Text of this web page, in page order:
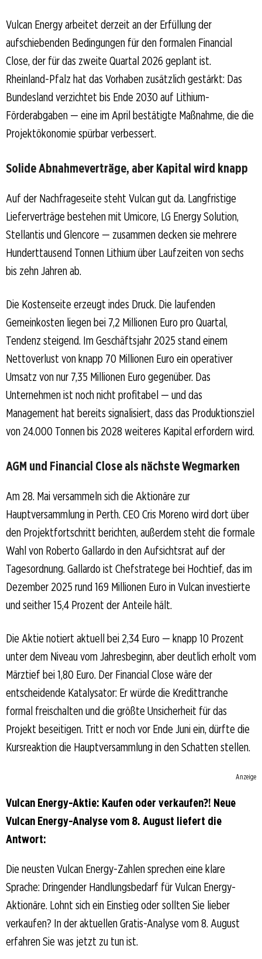
Vulcan Energy arbeitet derzeit an der Erfüllung der
aufschiebenden Bedingungen für den formalen Financial
Close, der für das zweite Quartal 2026 geplant ist.
Rheinland-Pfalz hat das Vorhaben zusätzlich gestärkt: Das
Bundesland verzichtet bis Ende 2030 auf Lithium-
Förderabgaben — eine im April bestätigte Maßnahme, die die
Projektökonomie spürbar verbessert.
Solide Abnahmeverträge, aber Kapital wird knapp
Auf der Nachfrageseite steht Vulcan gut da. Langfristige
Lieferverträge bestehen mit Umicore, LG Energy Solution,
Stellantis und Glencore — zusammen decken sie mehrere
Hunderttausend Tonnen Lithium über Laufzeiten von sechs
bis zehn Jahren ab.
Die Kostenseite erzeugt indes Druck. Die laufenden
Gemeinkosten liegen bei 7,2 Millionen Euro pro Quartal,
Tendenz steigend. Im Geschäftsjahr 2025 stand einem
Nettoverlust von knapp 70 Millionen Euro ein operativer
Umsatz von nur 7,35 Millionen Euro gegenüber. Das
Unternehmen ist noch nicht profitabel — und das
Management hat bereits signalisiert, dass das Produktionsziel
von 24.000 Tonnen bis 2028 weiteres Kapital erfordern wird.
AGM und Financial Close als nächste Wegmarken
Am 28. Mai versammeln sich die Aktionäre zur
Hauptversammlung in Perth. CEO Cris Moreno wird dort über
den Projektfortschritt berichten, außerdem steht die formale
Wahl von Roberto Gallardo in den Aufsichtsrat auf der
Tagesordnung. Gallardo ist Chefstratege bei Hochtief, das im
Dezember 2025 rund 169 Millionen Euro in Vulcan investierte
und seither 15,4 Prozent der Anteile hält.
Die Aktie notiert aktuell bei 2,34 Euro — knapp 10 Prozent
unter dem Niveau vom Jahresbeginn, aber deutlich erholt vom
Märztief bei 1,80 Euro. Der Financial Close wäre der
entscheidende Katalysator: Er würde die Kredittranche
formal freischalten und die größte Unsicherheit für das
Projekt beseitigen. Tritt er noch vor Ende Juni ein, dürfte die
Kursreaktion die Hauptversammlung in den Schatten stellen.
Anzeige
Vulcan Energy-Aktie: Kaufen oder verkaufen?! Neue
Vulcan Energy-Analyse vom 8. August liefert die
Antwort:
Die neusten Vulcan Energy-Zahlen sprechen eine klare
Sprache: Dringender Handlungsbedarf für Vulcan Energy-
Aktionäre. Lohnt sich ein Einstieg oder sollten Sie lieber
verkaufen? In der aktuellen Gratis-Analyse vom 8. August
erfahren Sie was jetzt zu tun ist.